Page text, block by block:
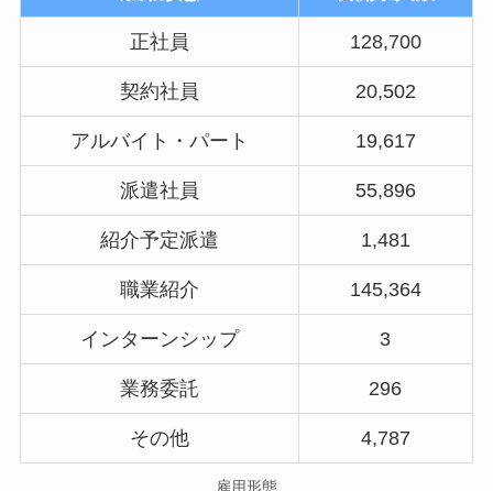
正社員 128,700
契約社員 20,502
アルバイト・パート 19,617
派遣社員 55,896
紹介予定派遣 1,481
職業紹介 145,364
インターンシップ 3
業務委託 296
その他 4,787
雇用形態